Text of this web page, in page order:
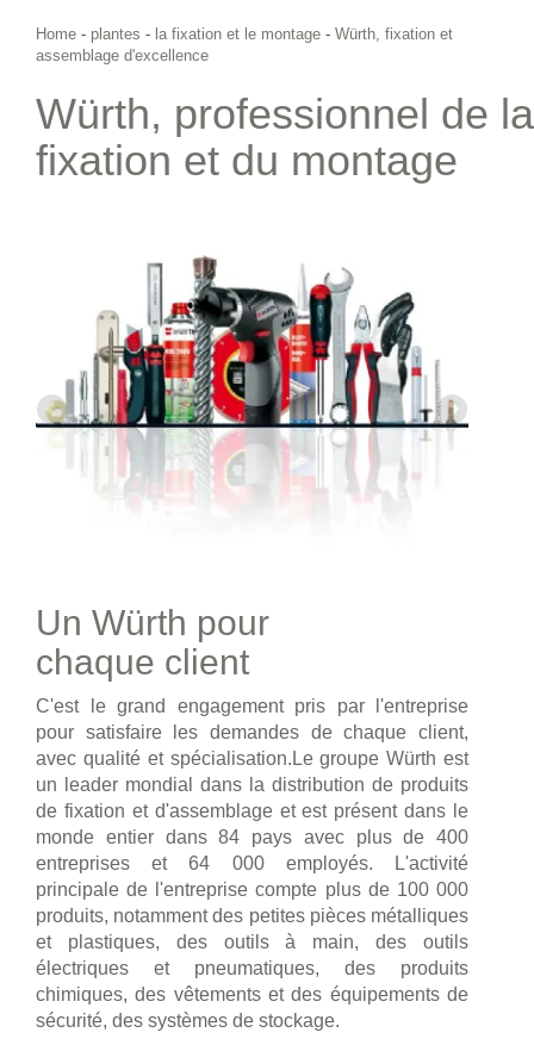
Home - plantes - la fixation et le montage - Würth, fixation et
assemblage d'excellence
Würth, professionnel de la
fixation et du montage
Un Würth pour
chaque client
C'est le grand engagement pris par l'entreprise
pour satisfaire les demandes de chaque client,
avec qualité et spécialisation.Le groupe Würth est
un leader mondial dans la distribution de produits
de fixation et d'assemblage et est présent dans le
monde entier dans 84 pays avec plus de 400
entreprises et 64 000 employés. L'activité
principale de l'entreprise compte plus de 100 000
produits, notamment des petites pièces métalliques
et plastiques, des outils à main, des outils
électriques et pneumatiques, des produits
chimiques, des vêtements et des équipements de
sécurité, des systèmes de stockage.